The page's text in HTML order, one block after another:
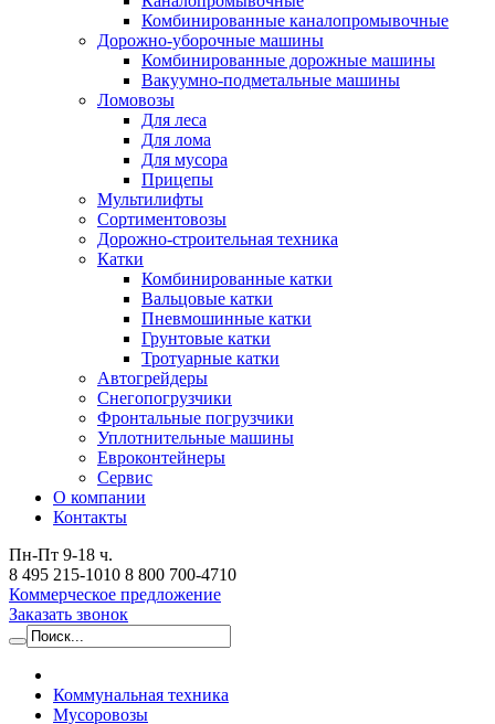
Комбинированные каналопромывочные
Дорожно-уборочные машины
Комбинированные дорожные машины
Вакуумно-подметальные машины
Ломовозы
Для леса
Для лома
Для мусора
Прицепы
Мультилифты
Сортиментовозы
Дорожно-строительная техника
Катки
Комбинированные катки
Вальцовые катки
Пневмошинные катки
Грунтовые катки
Тротуарные катки
Автогрейдеры
Снегопогрузчики
Фронтальные погрузчики
Уплотнительные машины
Евроконтейнеры
Сервис
О компании
Контакты
Пн-Пт 9-18 ч.
8 495 215-1010 8 800 700-4710
Коммерческое предложение
Заказать звонок
Коммунальная техника
Мусоровозы